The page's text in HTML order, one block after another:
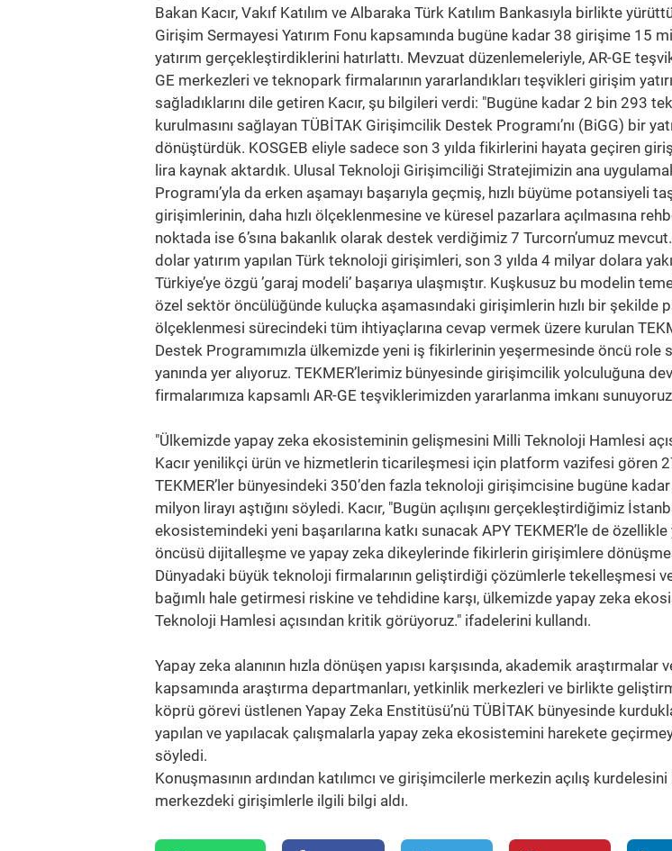
Bakan Kacır, Vakıf Katılım ve Albaraka Türk Katılım Bankasıyla birlikte
Girişim Sermayesi Yatırım Fonu kapsamında bugüne kadar 38 girişime 15
yatırım gerçekleştirdiklerini hatırlattı. Mevzuat düzenlemeleriyle, AR-GE
GE merkezleri ve teknopark firmalarının yararlandıkları teşvikleri girişim
sağladıklarını dile getiren Kacır, şu bilgileri verdi: "Bugüne kadar 2 bin 293
kurulmasını sağlayan TÜBİTAK Girişimcilik Destek Programı’nı (BiGG) bir
dönüştürdük. KOSGEB eliyle sadece son 3 yılda fikirlerini hayata geçiren
lira kaynak aktardık. Ulusal Teknoloji Girişimciliği Stratejimizin ana
Programı’yla da erken aşamayı başarıyla geçmiş, hızlı büyüme potansiyeli
girişimlerinin, daha hızlı ölçeklenmesine ve küresel pazarlara açılmasına
noktada ise 6’sına bakanlık olarak destek verdiğimiz 7 Turcorn’umuz
dolar yatırım yapılan Türk teknoloji girişimleri, son 3 yılda 4 milyar dolara
Türkiye’ye özgü ’garaj modeli’ başarıya ulaşmıştır. Kuşkusuz bu modelin
özel sektör öncülüğünde kuluçka aşamasındaki girişimlerin hızlı bir şekilde
ölçeklenmesi sürecindeki tüm ihtiyaçlarına cevap vermek üzere kurulan
Destek Programımızla ülkemizde yeni iş fikirlerinin yeşermesinde öncü role
yanında yer alıyoruz. TEKMER’lerimiz bünyesinde girişimcilik yolculuğuna
firmalarımıza kapsamlı AR-GE teşviklerimizden yararlanma imkanı
"Ülkemizde yapay zeka ekosisteminin gelişmesini Milli Teknoloji Hamlesi
Kacır yenilikçi ürün ve hizmetlerin ticarileşmesi için platform vazifesi gören
TEKMER’ler bünyesindeki 350’den fazla teknoloji girişimcisine bugüne
milyon lirayı aştığını söyledi. Kacır, "Bugün açılışını gerçekleştirdiğimiz
ekosistemindeki yeni başarılarına katkı sunacak APY TEKMER’le de
öncüsü dijitalleşme ve yapay zeka dikeylerinde fikirlerin girişimlere
Dünyadaki büyük teknoloji firmalarının geliştirdiği çözümlerle tekelleşmesi
bağımlı hale getirmesi riskine ve tehdidine karşı, ülkemizde yapay zeka
Teknoloji Hamlesi açısından kritik görüyoruz." ifadelerini kullandı.
Yapay zeka alanının hızla dönüşen yapısı karşısında, akademik araştırmalar
kapsamında araştırma departmanları, yetkinlik merkezleri ve birlikte
köprü görevi üstlenen Yapay Zeka Enstitüsü’nü TÜBİTAK bünyesinde
yapılan ve yapılacak çalışmalarla yapay zeka ekosistemini harekete
söyledi.
Konuşmasının ardından katılımcı ve girişimcilerle merkezin açılış
merkezdeki girişimlerle ilgili bilgi aldı.